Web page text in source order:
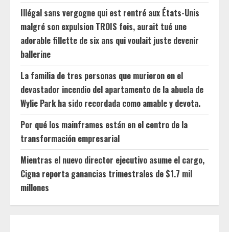
Illégal sans vergogne qui est rentré aux États-Unis
malgré son expulsion TROIS fois, aurait tué une
adorable fillette de six ans qui voulait juste devenir
ballerine
La familia de tres personas que murieron en el
devastador incendio del apartamento de la abuela de
Wylie Park ha sido recordada como amable y devota.
Por qué los mainframes están en el centro de la
transformación empresarial
Mientras el nuevo director ejecutivo asume el cargo,
Cigna reporta ganancias trimestrales de $1.7 mil
millones